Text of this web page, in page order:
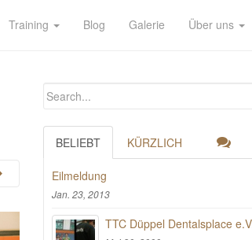
Training Blog Galerie Über uns
BELIEBT KÜRZLICH
Eilmeldung
Jan. 23, 2013
TTC Düppel Dentalsplace